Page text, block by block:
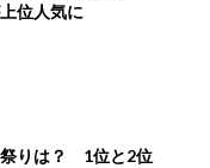
位人気に
祭りは？ 1位と2位